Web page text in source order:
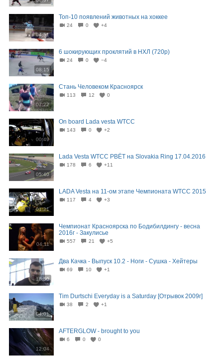
04:51
Топ-10 появлений животных на хоккее
24 0 +4
08:15
6 шокирующих проклятий в НХЛ (720p)
24 0 −4
07:22
Стань Человеком Красноярск
113 12 0
00:49
On board Lada vesta WTCC
143 0 +2
05:40
Lada Vesta WTCC РВЁТ на Slovakia Ring 17.04.2016
178 6 +11
01:21
LADA Vesta на 11-ом этапе Чемпионата WTCC 2015
117 4 +3
04:11
Чемпионат Красноярска по Бодибилдингу - весна
2016г - Закулисье
557 21 +5
18:50
Два Качка - Выпуск 10.2 - Ноги - Сушка - Хейтеры
69 10 +1
04:01
Tim Durtschi Everyday is a Saturday [Отрывок 2009г]
38 2 +1
12:04
AFTERGLOW - brought to you
6 0 0